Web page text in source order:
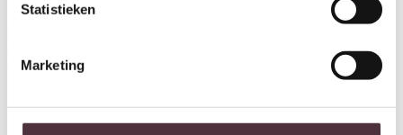
Statistieken
Marketing
Starfurn Matrixpoot Zwart
279,00
Starfurn Matrixpoot Zand